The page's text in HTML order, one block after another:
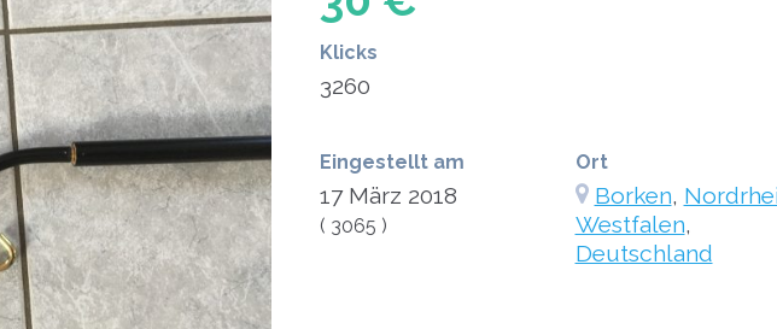
Klicks
3260
Eingestellt am
17 März 2018
( 3065 )
Ort
Borken,
Westfalen,
Deutschland